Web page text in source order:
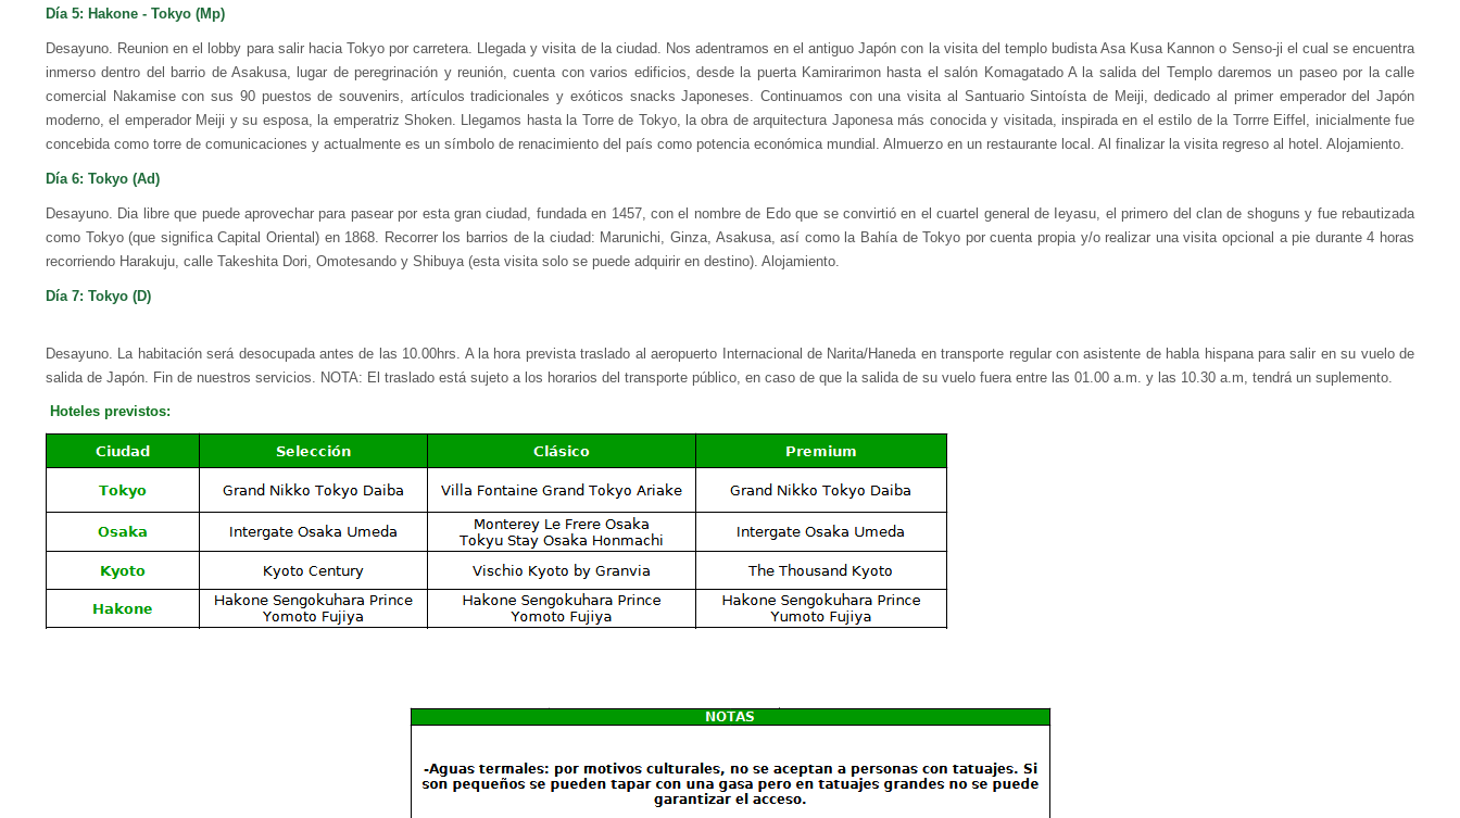
Día 5: Hakone - Tokyo (Mp)
Desayuno. Reunion en el lobby para salir hacia Tokyo por carretera. Llegada y visita de la ciudad. Nos adentramos en el antiguo Japón con la visita del templo budista Asa Kusa Kannon o Senso-ji el cual se encuentra
inmerso dentro del barrio de Asakusa, lugar de peregrinación y reunión, cuenta con varios edificios, desde la puerta Kamirarimon hasta el salón Komagatado A la salida del Templo daremos un paseo por la calle
comercial Nakamise con sus 90 puestos de souvenirs, artículos tradicionales y exóticos snacks Japoneses. Continuamos con una visita al Santuario Sintoísta de Meiji, dedicado al primer emperador del Japón
moderno, el emperador Meiji y su esposa, la emperatriz Shoken. Llegamos hasta la Torre de Tokyo, la obra de arquitectura Japonesa más conocida y visitada, inspirada en el estilo de la Torrre Eiffel, inicialmente fue
concebida como torre de comunicaciones y actualmente es un símbolo de renacimiento del país como potencia económica mundial. Almuerzo en un restaurante local. Al finalizar la visita regreso al hotel. Alojamiento.
Día 6: Tokyo (Ad)
Desayuno. Dia libre que puede aprovechar para pasear por esta gran ciudad, fundada en 1457, con el nombre de Edo que se convirtió en el cuartel general de Ieyasu, el primero del clan de shoguns y fue rebautizada
como Tokyo (que significa Capital Oriental) en 1868. Recorrer los barrios de la ciudad: Marunichi, Ginza, Asakusa, así como la Bahía de Tokyo por cuenta propia y/o realizar una visita opcional a pie durante 4 horas
recorriendo Harakuju, calle Takeshita Dori, Omotesando y Shibuya (esta visita solo se puede adquirir en destino). Alojamiento.
Día 7: Tokyo (D)
Desayuno. La habitación será desocupada antes de las 10.00hrs. A la hora prevista traslado al aeropuerto Internacional de Narita/Haneda en transporte regular con asistente de habla hispana para salir en su vuelo de
salida de Japón. Fin de nuestros servicios. NOTA: El traslado está sujeto a los horarios del transporte público, en caso de que la salida de su vuelo fuera entre las 01.00 a.m. y las 10.30 a.m, tendrá un suplemento.
Hoteles previstos: